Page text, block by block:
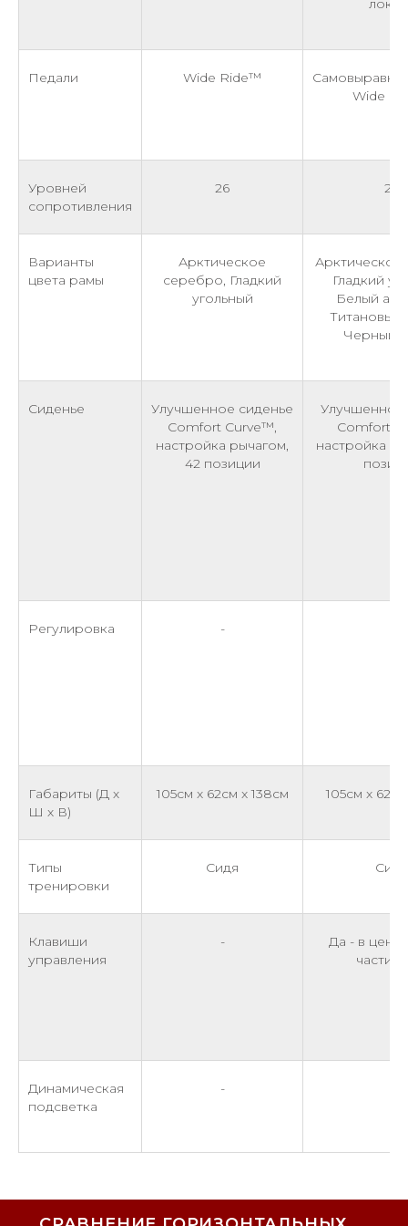
Педали Wide Ride™
Wide
Уровней
сопротивления
26 26
Варианты
цвета рамы
Арктическое
серебро, Гладкий
угольный
Арктическое
Гладкий
Белый
Титановый
Черный
Сиденье
Улучшенное сиденье
Comfort Curve™,
настройка рычагом,
42 позиции
Улучшенное
Comfort
настройка
Регулировка -
Габариты (Д х
Ш х В)
105см x 62см x 138см 105см x
Типы
тренировки
Сидя Сидя
Клавиши
управления
-
Да - в
части
Динамическая
подсветка
-